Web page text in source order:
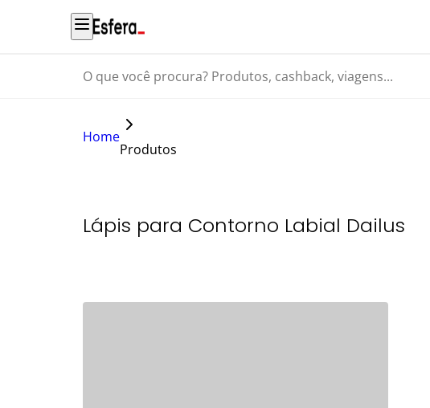
O que você procura? Produtos, cashback, viagens...
Home
Produtos
Lápis para Contorno Labial Dailus